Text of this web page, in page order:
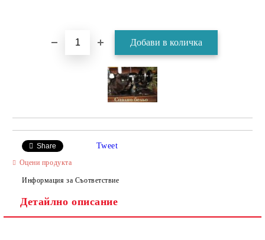
Share Tweet
Оцени продукта
Информация за Съответствие
Детайлно описание